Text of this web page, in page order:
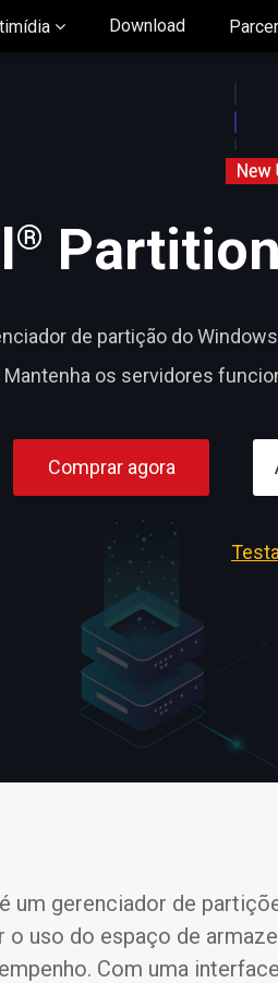
Download
®
de partição do
Mantenha os servidores
Comprar agora
gerenciador de
uso do espaço de
Com uma